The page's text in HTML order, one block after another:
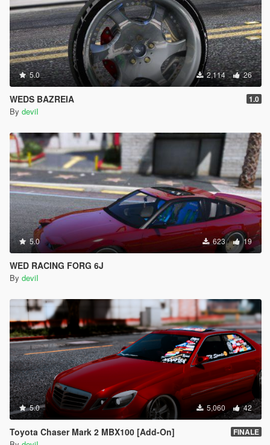
5.0 2,114 26
WEDS BAZREIA 1.0
By deviI
5.0 623 19
WED RACING FORG 6J
By deviI
5.0 5,060 42
Toyota Chaser Mark 2 MBX100 [Add-On] FINALE